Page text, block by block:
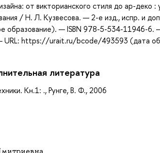
от викторианского стиля до ар-деко
/ Н. Л. Кузвесова. — 2-е изд., испр. и
образование). — ISBN 978-5-534-11946-6.
https://urait.ru/bcode/493593 (дата
литература
Кн.1: ., Рунге, В. Ф., 2006